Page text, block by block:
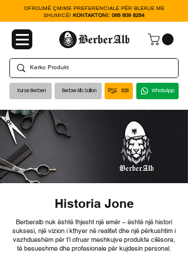
OFROJMË ÇMIME PREFERENCIALE PËR BLERJE ME
SHUMICË! KONTAKTONI: 068 809 8284
Kurse Berberi BerberAlb Sallon B2B WhatsApp
Historia Jone
Berberalb nuk është thjesht një emër – është një histori
suksesi, një vizion i kthyer në realitet dhe një përkushtim i
vazhdueshëm për t’i ofruar meshkujve produkte cilësore,
të besueshme dhe profesionale për kujdesin personal.